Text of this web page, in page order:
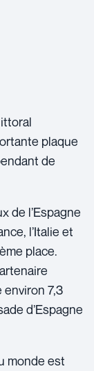
plaque
de
de l’Espagne
l’Italie et
place.
7,3
d’Espagne
monde est